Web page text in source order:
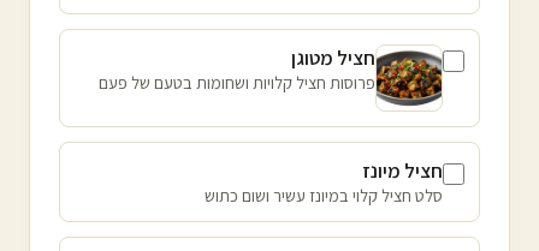
חציל מטוגן
פרוסות חציל קלויות ושחומות בטעם של פעם
חציל מיונז
סלט חציל קלוי במיונז עשיר ושום כתוש